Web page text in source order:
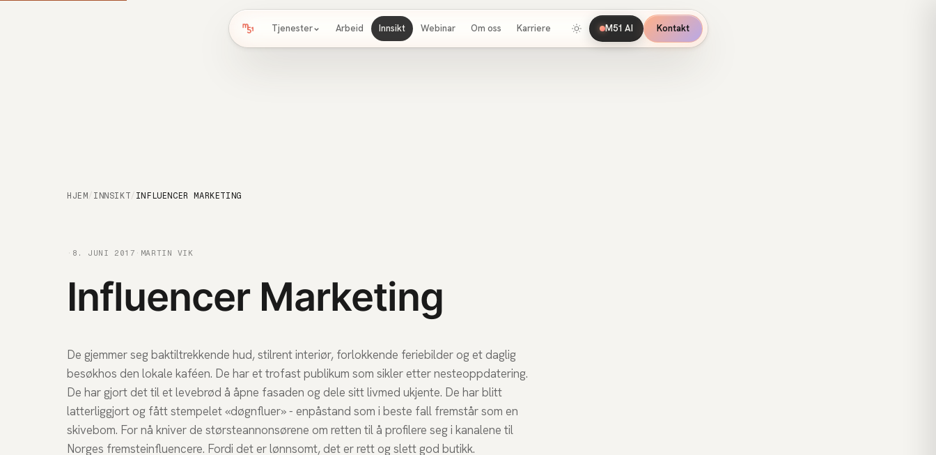
Tjenester Arbeid Innsikt Webinar Om oss Karriere M51 AI Kontakt
HJEM / INNSIKT/ INFLUENCER MARKETING
· 8. JUNI 2017 · MARTIN VIK
Influencer Marketing
De gjemmer seg baktiltrekkende hud, stilrent interiør, forlokkende feriebilder og et daglig
besøkhos den lokale kaféen. De har et trofast publikum som sikler etter nesteoppdatering.
De har gjort det til et levebrød å åpne fasaden og dele sitt livmed ukjente. De har blitt
latterliggjort og fått stempelet «døgnfluer» - enpåstand som i beste fall fremstår som en
skivebom. For nå kniver de størsteannonsørene om retten til å profilere seg i kanalene til
Norges fremsteinfluencere. Fordi det er lønnsomt, det er rett og slett god butikk.